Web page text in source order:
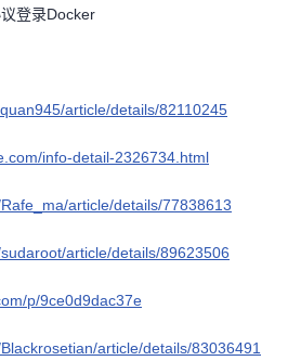
登录Docker
article/details/82110245
info-detail-2326734.html
article/details/77838613
article/details/89623506
p/9ce0d9dac37e
article/details/83036491